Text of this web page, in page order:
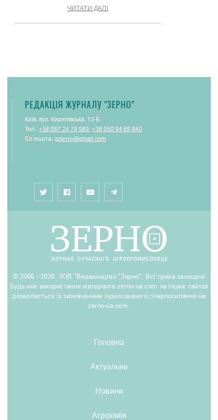
ЧИТАТИ ДАЛІ
РЕДАКЦІЯ ЖУРНАЛУ "ЗЕРНО"
Київ, вул. Кирилівська, 13-Б
Тел.: +38 067 24 79 989 +38 050 94 69 840
Ел.пошта: gzerno@gmail.com
© 2006 - 2020. ТОВ "Видавництво "Зерно". Всі права захищені
Будь-яке використання матеріалів zerno-ua.com на інших сайтах
дозволяється із зазначенням індексованого гіперпосилання на
zerno-ua.com.
Головна
Актуальне
Новини
Агрохімія